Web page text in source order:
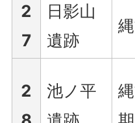
2
7
日影山
遺跡
2
池ノ平